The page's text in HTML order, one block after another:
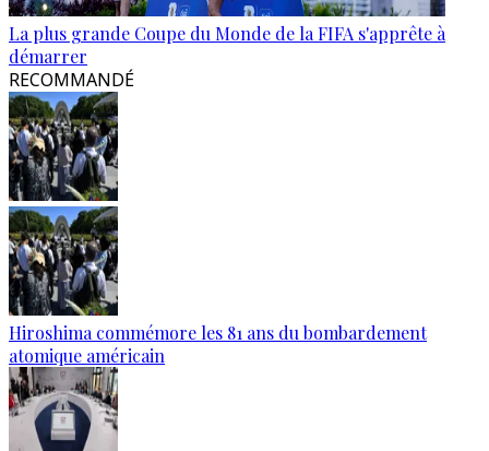
La plus grande Coupe du Monde de la FIFA s'apprête à
démarrer
RECOMMANDÉ
Hiroshima commémore les 81 ans du bombardement
atomique américain